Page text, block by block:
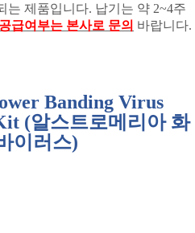
는 제품입니다. 납기는 약 2~4주
공급여부는 본사로 문의 바랍니다.
Banding Virus
(알스트로메리아 화
이러스)